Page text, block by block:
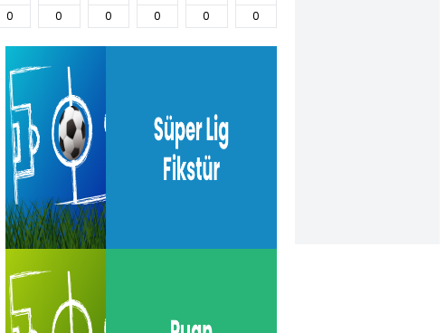
0 0 0 0 0 0